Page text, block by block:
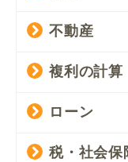
不動産
複利の計算
ローン
税・社会